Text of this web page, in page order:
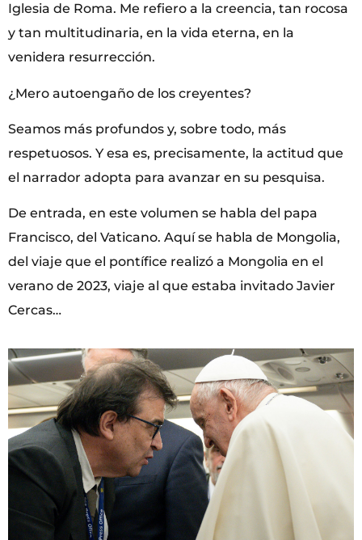
Iglesia de Roma. Me refiero a la creencia, tan rocosa
y tan multitudinaria, en la vida eterna, en la
venidera resurrección.
¿Mero autoengaño de los creyentes?
Seamos más profundos y, sobre todo, más
respetuosos. Y esa es, precisamente, la actitud que
el narrador adopta para avanzar en su pesquisa.
De entrada, en este volumen se habla del papa
Francisco, del Vaticano. Aquí se habla de Mongolia,
del viaje que el pontífice realizó a Mongolia en el
verano de 2023, viaje al que estaba invitado Javier
Cercas…